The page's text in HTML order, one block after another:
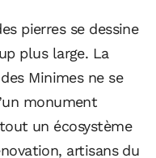
pierres se dessine
plus large. La
Minimes ne se
monument
un écosystème
artisans du